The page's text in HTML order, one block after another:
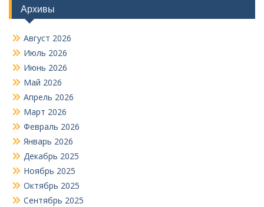
Архивы
Август 2026
Июль 2026
Июнь 2026
Май 2026
Апрель 2026
Март 2026
Февраль 2026
Январь 2026
Декабрь 2025
Ноябрь 2025
Октябрь 2025
Сентябрь 2025